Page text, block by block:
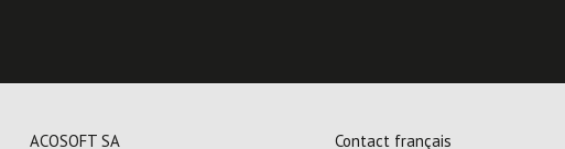
ACOSOFT SA
Contact français